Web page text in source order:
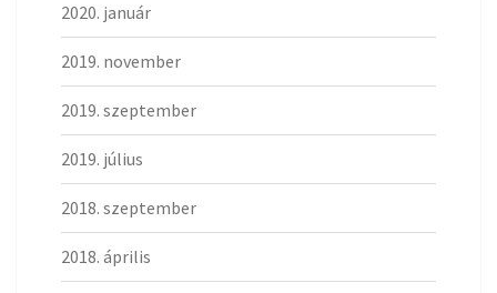
2020. január
2019. november
2019. szeptember
2019. július
2018. szeptember
2018. április